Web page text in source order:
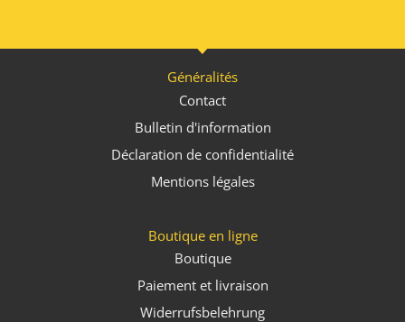
Généralités
Contact
Bulletin d'information
Déclaration de confidentialité
Mentions légales
Boutique en ligne
Boutique
Paiement et livraison
Widerrufsbelehrung